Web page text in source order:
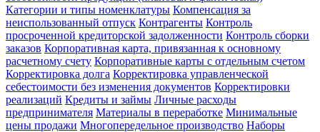
Категории и типы номенклатуры Компенсация за
неиспользованный отпуск Контрагенты Контроль
просроченной кредиторской задолженности Контроль сборки
заказов Корпоративная карта, привязанная к основному
расчетному счету Корпоративные карты с отдельным счетом
Корректировка долга Корректировка управленческой
себестоимости без изменения документов Корректировки
реализаций Кредиты и займы Личные расходы
предпринимателя Материалы в переработке Минимальные
цены продажи Многопередельное производство Наборы